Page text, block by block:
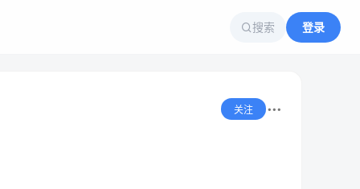
搜索 登录
关注